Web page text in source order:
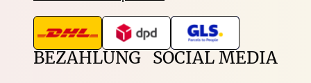
BEZAHLUNG SOCIAL MEDIA